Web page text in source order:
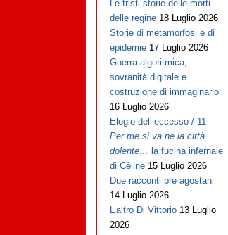
Le tristi storie delle morti
delle regine 18 Luglio 2026
Storie di metamorfosi e di
epidemie 17 Luglio 2026
Guerra algoritmica,
sovranità digitale e
costruzione di immaginario
16 Luglio 2026
Elogio dell’eccesso / 11 –
Per me si va ne la città
dolente… la fucina infernale
di Cèline 15 Luglio 2026
Due racconti pre agostani
14 Luglio 2026
L’altro Di Vittorio 13 Luglio
2026